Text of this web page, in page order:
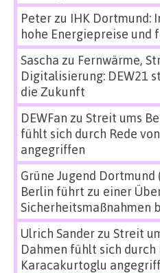
Peterzu IHK Dortmund:
hohe Energiepreise und
Sascha zu Fernwärme,
Digitalisierung: DEW21
die Zukunft
DEWFan zu Streit ums
fühlt sich durch Rede
angegriffen
Grüne Jugend Dortmund
Berlin führt zu einer
Sicherheitsmaßnahmen
Ulrich Sanderzu Streit
Dahmen fühlt sich durch
Karacakurtoglu